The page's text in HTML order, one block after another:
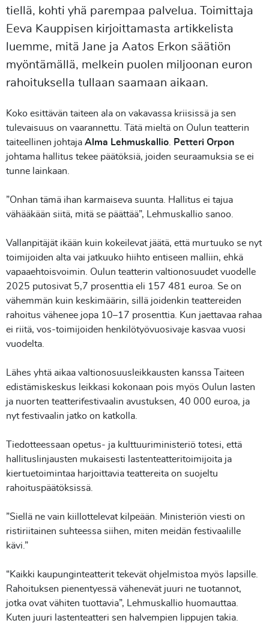
tiellä, kohti yhä parempaa palvelua. Toimittaja
Eeva Kauppisen kirjoittamasta artikkelista
luemme, mitä Jane ja Aatos Erkon säätiön
myöntämällä, melkein puolen miljoonan euron
rahoituksella tullaan saamaan aikaan.
Koko esittävän taiteen ala on vakavassa kriisissä ja sen
tulevaisuus on vaarannettu. Tätä mieltä on Oulun teatterin
taiteellinen johtaja Alma Lehmuskallio. Petteri Orpon
johtama hallitus tekee päätöksiä, joiden seuraamuksia se ei
tunne lainkaan.
”Onhan tämä ihan karmaiseva suunta. Hallitus ei tajua
vähääkään siitä, mitä se päättää”, Lehmuskallio sanoo.
Vallanpitäjät ikään kuin kokeilevat jäätä, että murtuuko se nyt
toimijoiden alta vai jatkuuko hiihto entiseen malliin, ehkä
vapaaehtoisvoimin. Oulun teatterin valtionosuudet vuodelle
2025 putosivat 5,7 prosenttia eli 157 481 euroa. Se on
vähemmän kuin keskimäärin, sillä joidenkin teattereiden
rahoitus vähenee jopa 10–17 prosenttia. Kun jaettavaa rahaa
ei riitä, vos-toimijoiden henkilötyövuosivaje kasvaa vuosi
vuodelta.
Lähes yhtä aikaa valtionosuusleikkausten kanssa Taiteen
edistämiskeskus leikkasi kokonaan pois myös Oulun lasten
ja nuorten teatterifestivaalin avustuksen, 40 000 euroa, ja
nyt festivaalin jatko on katkolla.
Tiedotteessaan opetus- ja kulttuuriministeriö totesi, että
hallituslinjausten mukaisesti lastenteatteritoimijoita ja
kiertuetoimintaa harjoittavia teattereita on suojeltu
rahoituspäätöksissä.
”Siellä ne vain kiillottelevat kilpeään. Ministeriön viesti on
ristiriitainen suhteessa siihen, miten meidän festivaalille
kävi.”
“Kaikki kaupunginteatterit tekevät ohjelmistoa myös lapsille.
Rahoituksen pienentyessä vähenevät juuri ne tuotannot,
jotka ovat vähiten tuottavia”, Lehmuskallio huomauttaa.
Kuten juuri lastenteatteri sen halvempien lippujen takia.